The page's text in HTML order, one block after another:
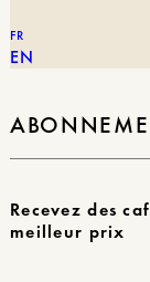
FR
EN
Recevez des
meilleur prix